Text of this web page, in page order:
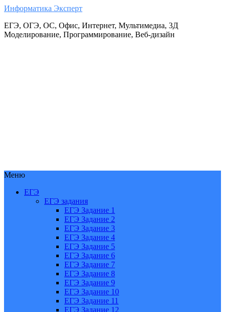
Информатика Эксперт
ЕГЭ, ОГЭ, ОС, Офис, Интернет, Мультимедиа, 3Д
Моделирование, Программирование, Веб-дизайн
Меню
ЕГЭ
ЕГЭ задания
ЕГЭ Задание 1
ЕГЭ Задание 2
ЕГЭ Задание 3
ЕГЭ Задание 4
ЕГЭ Задание 5
ЕГЭ Задание 6
ЕГЭ Задание 7
ЕГЭ Задание 8
ЕГЭ Задание 9
ЕГЭ Задание 10
ЕГЭ Задание 11
ЕГЭ Задание 12